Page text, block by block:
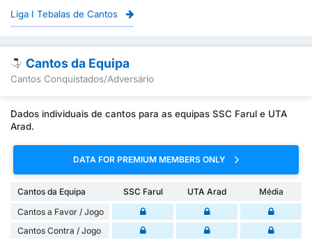
Liga I Tebalas de Cantos
Cantos da Equipa
Cantos Conquistados/Adversário
Dados individuais de cantos para as equipas SSC Farul e UTA
Arad.
DATA FOR PREMIUM MEMBERS ONLY
Cantos da Equipa SSC Farul UTA Arad
Média
Cantos a Favor / Jogo
Cantos Contra / Jogo